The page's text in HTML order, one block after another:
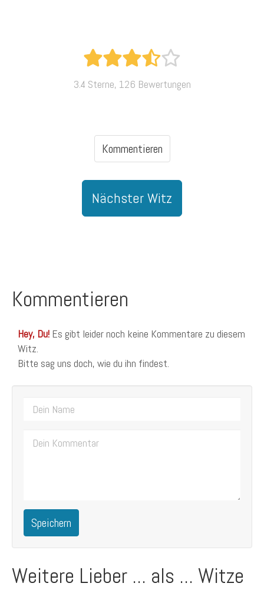
3.4 Sterne, 126 Bewertungen
Kommentieren
Nächster Witz
Kommentieren
Hey, Du! Es gibt leider noch keine Kommentare zu diesem
Witz.
Bitte sag uns doch, wie du ihn findest.
Speichern
Weitere Lieber ... als ... Witze